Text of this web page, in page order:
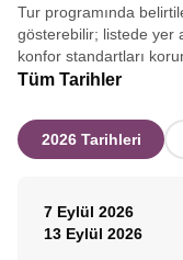
Tur programında
gösterebilir; listede yer
konfor standartları
Tüm Tarihler
2026 Tarihleri
7 Eylül 2026
13 Eylül 2026